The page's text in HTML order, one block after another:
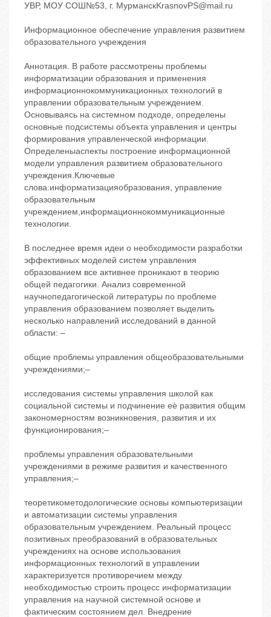
УВР, МОУ СОШ№53, г. МурманскKrasnovPS@mail.ru
Информационное обеспечение управления развитием
образовательного учреждения
Аннотация. В работе рассмотрены проблемы
информатизации образования и применения
информационнокоммуникационных технологий в
управлении образовательным учреждением.
Основываясь на системном подходе, определены
основные подсистемы объекта управления и центры
формирования управленческой информации.
Определеныаспекты построение информационной
модели управления развитием образовательного
учреждения.Ключевые
слова:информатизацияобразования, управление
образовательным
учреждением,информационнокоммуникационные
технологии.
В последнее время идеи о необходимости разработки
эффективных моделей систем управления
образованием все активнее проникают в теорию
общей педагогики. Анализ современной
научнопедагогической литературы по проблеме
управления образованием позволяет выделить
несколько направлений исследований в данной
области: ‒
общие проблемы управления общеобразовательными
учреждениями;‒
исследования системы управления школой как
социальной системы и подчинение еѐ развития общим
закономерностям возникновения, развития и их
функционирования;‒
проблемы управления образовательными
учреждениями в режиме развития и качественного
управления;‒
теоретикометодологические основы компьютеризации
и автоматизации системы управления
образовательным учреждением. Реальный процесс
позитивных преобразований в образовательных
учреждениях на основе использования
информационных технологий в управлении
характеризуется противоречием между
необходимостью строить процесс информатизации
управления на научной системной основе и
фактическим состоянием дел. Внедрение